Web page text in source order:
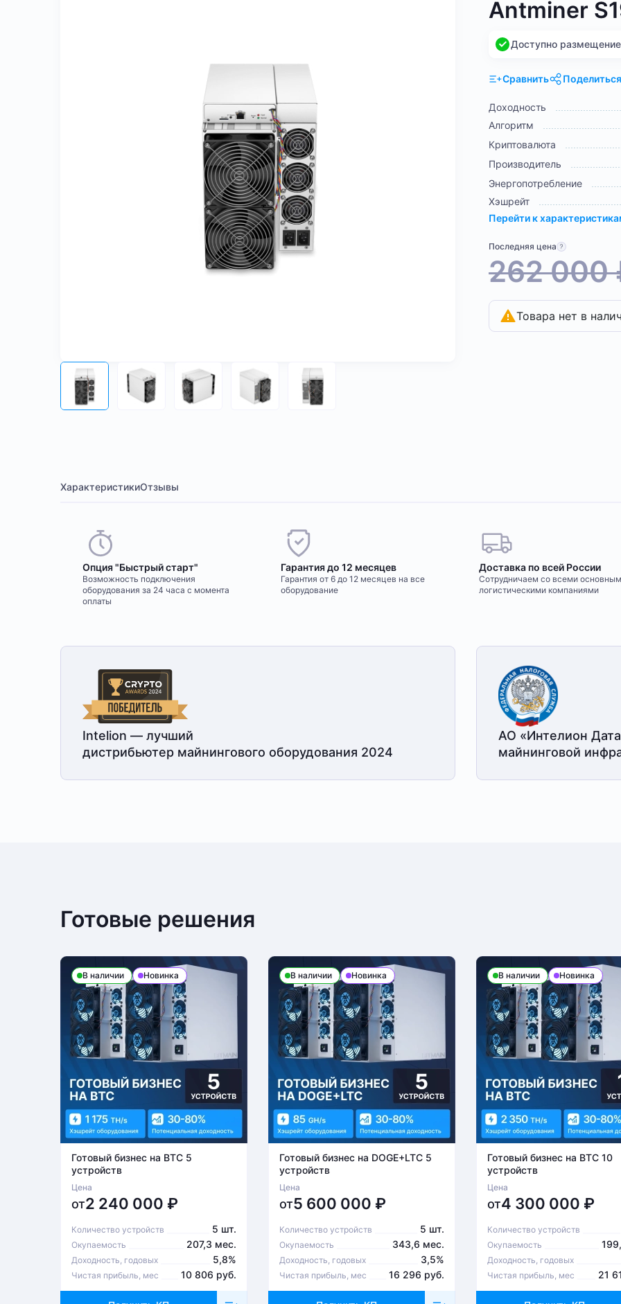
Antminer
Доступно размещение
Сравнить Поделиться
Доходность
Алгоритм
Криптовалюта
Производитель
Энергопотребление
Хэшрейт
Перейти к
Последняя цена
262 000
Товара нет в
ХарактеристикиОтзывы
Опция "Быстрый старт"
Возможность подключения
оборудования за 24 часа с момента
оплаты
Гарантия до 12 месяцев
Гарантия от 6 до 12 месяцев на все
оборудование
Доставка по всей России
Сотрудничаем со всеми
логистическими компаниями
Intelion — лучший
дистрибьютер майнингового оборудования 2024
АО «Интелион
майнинговой
Готовые решения
В наличии Новинка
Готовый бизнес на BTC 5
устройств
Цена
от2 240 000 ₽
Количество устройств 5 шт.
Окупаемость 207,3 мес.
Доходность, годовых 5,8%
Чистая прибыль, мес 10 806 руб.
В наличии Новинка
Готовый бизнес на DOGE+LTC 5
устройств
Цена
от5 600 000 ₽
Количество устройств 5 шт.
Окупаемость 343,6 мес.
Доходность, годовых 3,5%
Чистая прибыль, мес 16 296 руб.
В наличии Новинка
Готовый бизнес на BTC 10
устройств
Цена
от4 300 000 ₽
Количество устройств
Окупаемость
Доходность, годовых
Чистая прибыль, мес 21